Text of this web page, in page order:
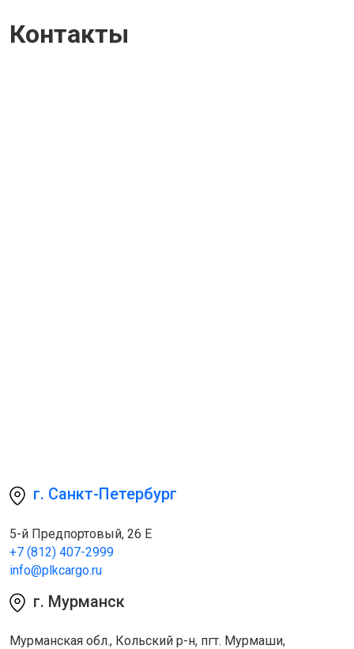
Контакты
г. Санкт-Петербург
5-й Предпортовый, 26 Е
+7 (812) 407-2999
info@plkcargo.ru
г. Мурманск
Мурманская обл., Кольский р-н, пгт. Мурмаши,